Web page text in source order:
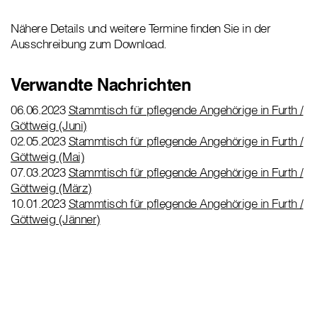
Nähere Details und weitere Termine finden Sie in der
Ausschreibung zum Download.
Verwandte Nachrichten
06.06.2023 Stammtisch für pflegende Angehörige in Furth /
Göttweig (Juni)
02.05.2023 Stammtisch für pflegende Angehörige in Furth /
Göttweig (Mai)
07.03.2023 Stammtisch für pflegende Angehörige in Furth /
Göttweig (März)
10.01.2023 Stammtisch für pflegende Angehörige in Furth /
Göttweig (Jänner)